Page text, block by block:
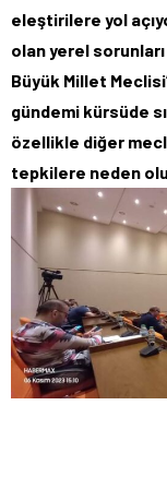
eleştirilere yol
olan yerel
Büyük Millet
gündemi kürsüde
özellikle diğer
tepkilere neden